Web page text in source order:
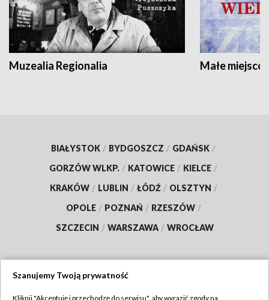
Muzealia Regionalia Małe
BIAŁYSTOK / BYDGOSZCZ / GDAŃSK /
GORZÓW WLKP. / KATOWICE / KIELCE /
KRAKÓW / LUBLIN / ŁÓDŹ / OLSZTYN /
OPOLE / POZNAŃ / RZESZÓW /
SZCZECIN / WARSZAWA / WROCŁAW
Szanujemy Twoją prywatność
Kliknij "Akceptuję i przechodzę do serwisu", aby wyrazić zgody na